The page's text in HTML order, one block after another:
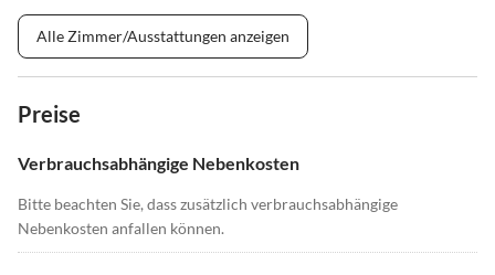
Alle Zimmer/Ausstattungen anzeigen
Preise
Verbrauchsabhängige Nebenkosten
Bitte beachten Sie, dass zusätzlich verbrauchsabhängige
Nebenkosten anfallen können.